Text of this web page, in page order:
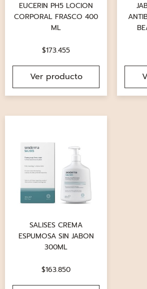
EUCERIN PH5 LOCION
CORPORAL FRASCO 400
ML
$173.455
Ver producto
SALISES CREMA
ESPUMOSA SIN JABON
300ML
$163.850